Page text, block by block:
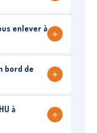
enlever à +
bord de
+
à
+